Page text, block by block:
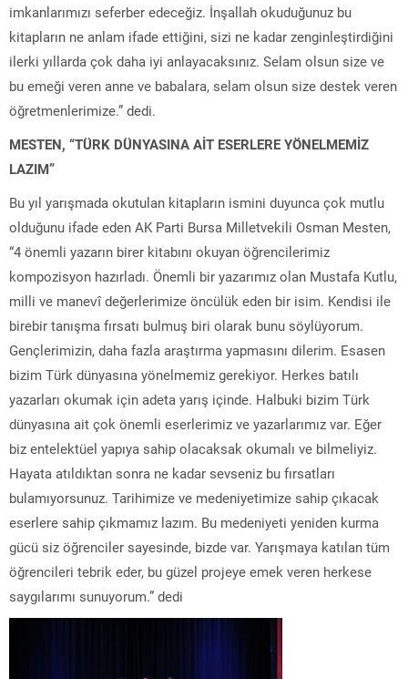
imkanlarımızı seferber edeceğiz. İnşallah okuduğunuz bu
kitapların ne anlam ifade ettiğini, sizi ne kadar zenginleştirdiğini
ilerki yıllarda çok daha iyi anlayacaksınız. Selam olsun size ve
bu emeği veren anne ve babalara, selam olsun size destek veren
öğretmenlerimize.” dedi.
MESTEN, “TÜRK DÜNYASINA AİT ESERLERE YÖNELMEMİZ
LAZIM”
Bu yıl yarışmada okutulan kitapların ismini duyunca çok mutlu
olduğunu ifade eden AK Parti Bursa Milletvekili Osman Mesten,
“4 önemli yazarın birer kitabını okuyan öğrencilerimiz
kompozisyon hazırladı. Önemli bir yazarımız olan Mustafa Kutlu,
milli ve manevî değerlerimize öncülük eden bir isim. Kendisi ile
birebir tanışma fırsatı bulmuş biri olarak bunu söylüyorum.
Gençlerimizin, daha fazla araştırma yapmasını dilerim. Esasen
bizim Türk dünyasına yönelmemiz gerekiyor. Herkes batılı
yazarları okumak için adeta yarış içinde. Halbuki bizim Türk
dünyasına ait çok önemli eserlerimiz ve yazarlarımız var. Eğer
biz entelektüel yapıya sahip olacaksak okumalı ve bilmeliyiz.
Hayata atıldıktan sonra ne kadar sevseniz bu fırsatları
bulamıyorsunuz. Tarihimize ve medeniyetimize sahip çıkacak
eserlere sahip çıkmamız lazım. Bu medeniyeti yeniden kurma
gücü siz öğrenciler sayesinde, bizde var. Yarışmaya katılan tüm
öğrencileri tebrik eder, bu güzel projeye emek veren herkese
saygılarımı sunuyorum.” dedi